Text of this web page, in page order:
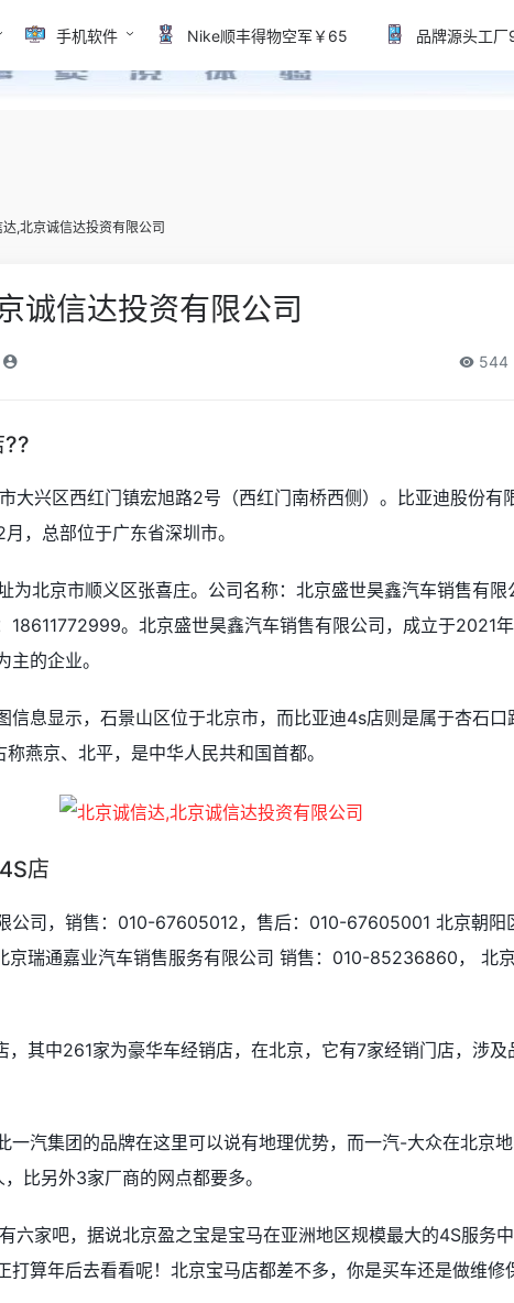
手机软件 Nike顺丰得物空军￥65 品牌源头工
,北京诚信达投资有限公司
诚信达投资有限公司
544
大兴区西红门镇宏旭路2号（西红门南桥西侧）。比亚迪股份有
，总部位于广东省深圳市。
为北京市顺义区张喜庄。公司名称：北京盛世昊鑫汽车销售有限
18611772999。北京盛世昊鑫汽车销售有限公司，成立于2021
的企业。
信息显示，石景山区位于北京市，而比亚迪4s店则是属于杏石口
燕京、北平，是中华人民共和国首都。
店
公司，销售：010-67605012，售后：010-67605001 北京朝阳
京瑞通嘉业汽车销售服务有限公司 销售：010-85236860， 北
其中261家为豪华车经销店，在北京，它有7家经销门店，涉及
一汽集团的品牌在这里可以说有地理优势，而一汽-大众在北京
比另外3家厂商的网点都要多。
六家吧，据说北京盈之宝是宝马在亚洲地区规模最大的4S服务
打算年后去看看呢！北京宝马店都差不多，你是买车还是做维修